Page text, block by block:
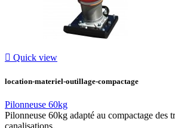
 Quick view
location-materiel-outillage-compactage
Pilonneuse 60kg
Pilonneuse 60kg adapté au compactage des